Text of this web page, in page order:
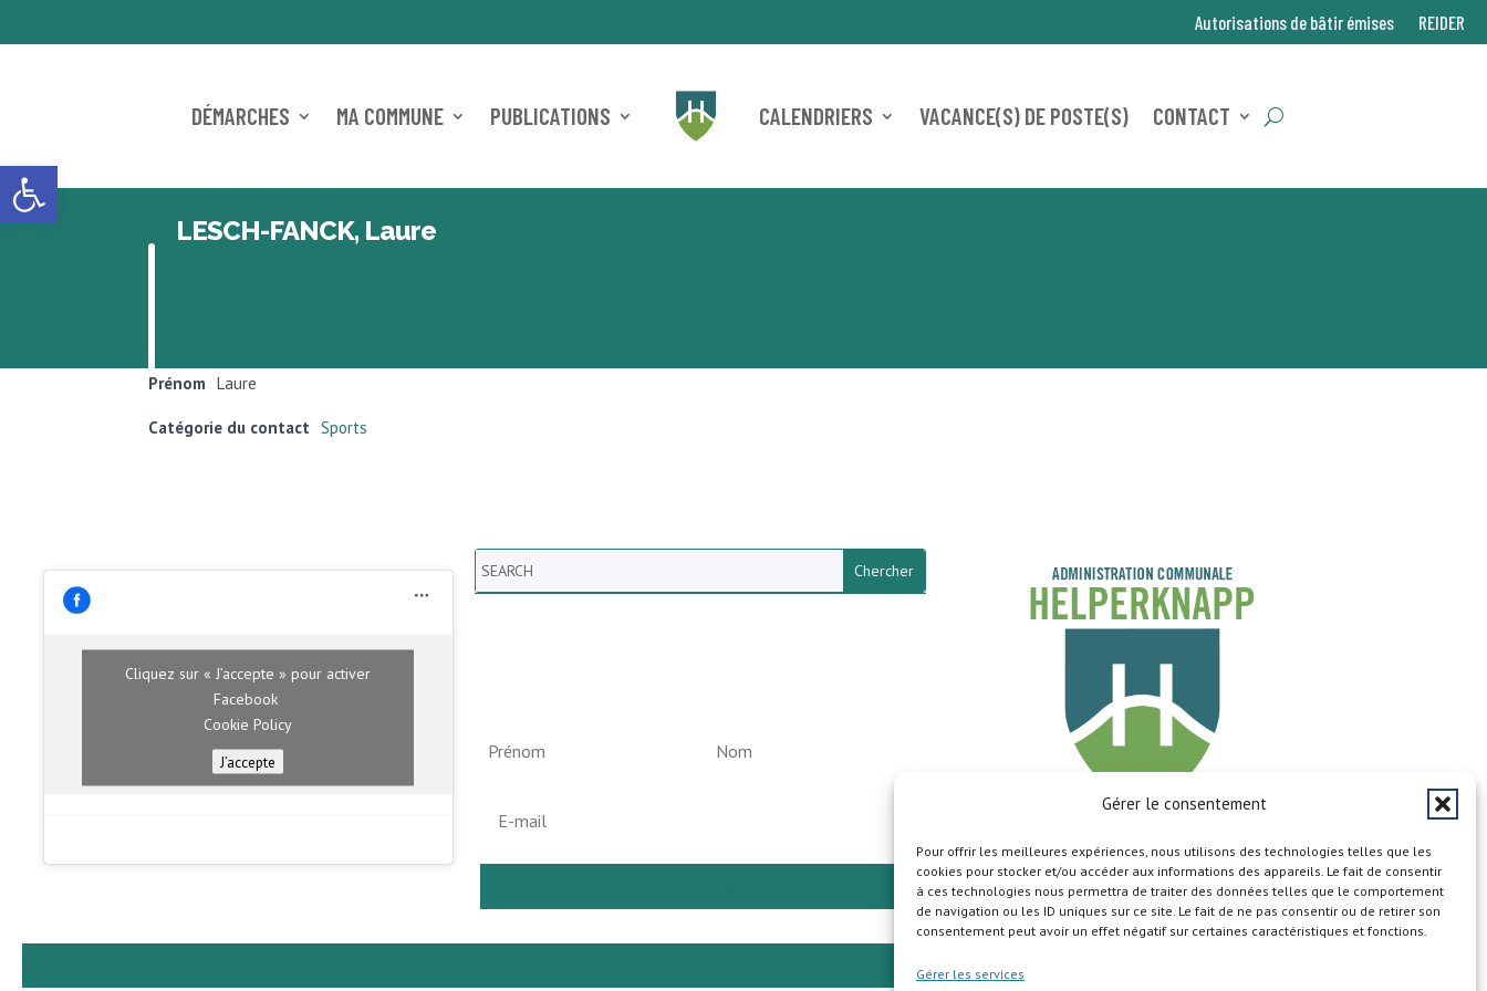
Ouvrir la barre d’outils
Gérer le consentement
Pour offrir les meilleures expériences, nous utilisons des technologies telles que les
cookies pour stocker et/ou accéder aux informations des appareils. Le fait de consentir
à ces technologies nous permettra de traiter des données telles que le comportement
de navigation ou les ID uniques sur ce site. Le fait de ne pas consentir ou de retirer son
consentement peut avoir un effet négatif sur certaines caractéristiques et fonctions.
Gérer les services
Autorisations de bâtir émises REIDER
DÉMARCHES MA COMMUNE PUBLICATIONS CALENDRIERS VACANCE(S) DE POSTE(S) CONTACT
LESCH-FANCK, Laure
Prénom Laure
Catégorie du contact Sports
Cliquez sur « J’accepte » pour activer
Facebook
Cookie Policy
J’accepte
Search
Copyright © 2026
Plan du site